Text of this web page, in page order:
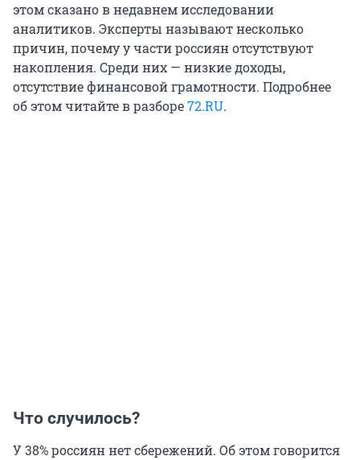
этом сказано в недавнем исследовании
аналитиков. Эксперты называют несколько
причин, почему у части россиян отсутствуют
накопления. Среди них — низкие доходы,
отсутствие финансовой грамотности. Подробнее
об этом читайте в разборе72.RU.
Что случилось?
У 38% россиян нет сбережений. Об этом говорится